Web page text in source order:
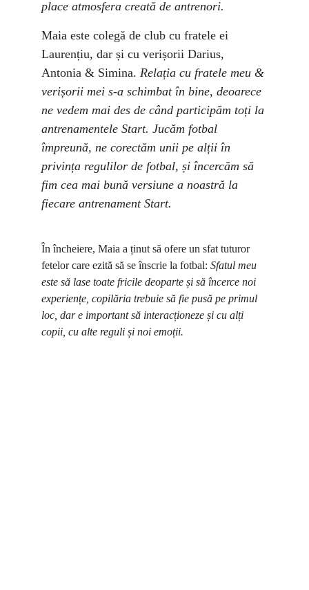
place atmosfera creată de antrenori.
Maia este colegă de club cu fratele ei
Laurențiu, dar și cu verișorii Darius,
Antonia & Simina. Relația cu fratele meu &
verișorii mei s-a schimbat în bine, deoarece
ne vedem mai des de când participăm toți la
antrenamentele Start. Jucăm fotbal
împreună, ne corectăm unii pe alții în
privința regulilor de fotbal, și încercăm să
fim cea mai bună versiune a noastră la
fiecare antrenament Start.
În încheiere, Maia a ținut să ofere un sfat tuturor
fetelor care ezită să se înscrie la fotbal: Sfatul meu
este să lase toate fricile deoparte și să încerce noi
experiențe, copilăria trebuie să fie pusă pe primul
loc, dar e important să interacționeze și cu alți
copii, cu alte reguli și noi emoții.